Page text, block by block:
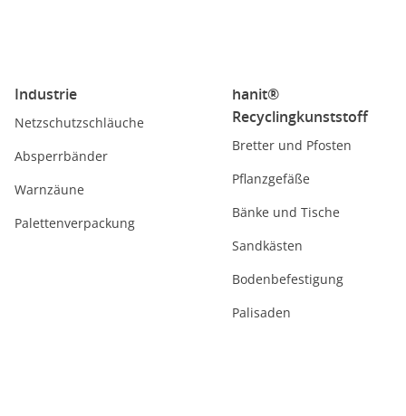
Industrie
Netzschutzschläuche
Absperrbänder
Warnzäune
Palettenverpackung
hanit®
Recyclingkunststoff
Bretter und Pfosten
Pflanzgefäße
Bänke und Tische
Sandkästen
Bodenbefestigung
Palisaden